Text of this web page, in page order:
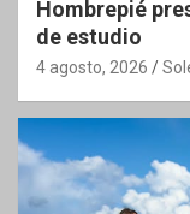
Hombrepié
de estudio
4 agosto, 2026